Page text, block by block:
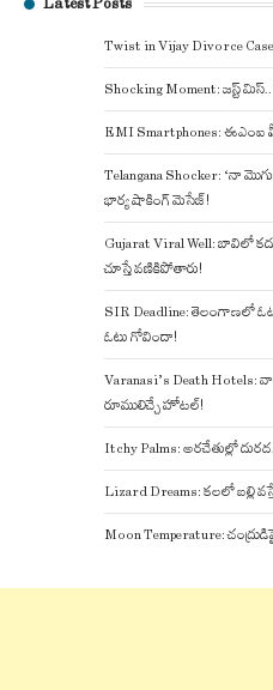
Latest Posts
Twist in Vijay Divorce
Shocking Moment: జస్ట్
EMI Smartphones: ఈఎంఐ
Telangana Shocker: ‘నా
భార్య షాకింగ్ మెసేజ్!
Gujarat Viral Well: బావిలో
చూస్తే వణికిపోతారు!
SIR Deadline: తెలంగాణలో
ఓటు గోవిందా!
Varanasi’s Death
రూములిచ్చే హోటల్!
Itchy Palms: అరచేతుల్లో
Lizard Dreams: కలలో బల్లి
Moon Temperature: